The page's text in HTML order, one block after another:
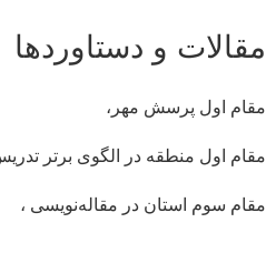
و دستاوردها
اول پرسش مهر،
اول منطقه در الگوی برتر تدریس
سوم استان در مقاله‌نویسی ،